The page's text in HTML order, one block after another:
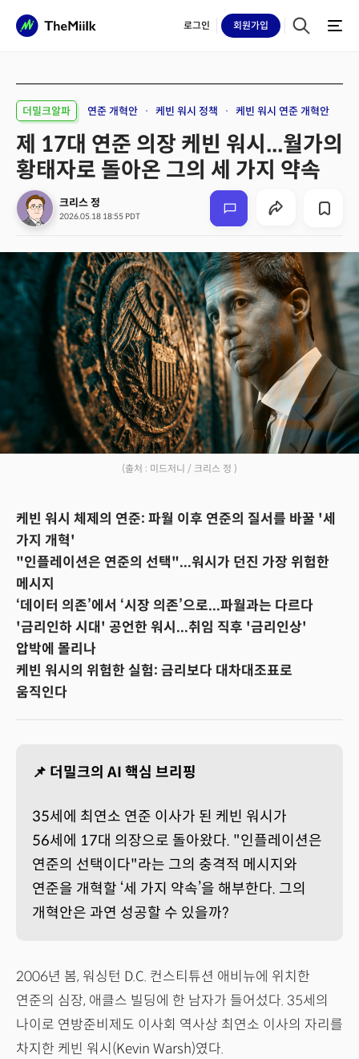
로그인 회원가입
더밀크알파 연준 개혁안 케빈 워시 정책 케빈 워시 연준 개혁안
제 17대 연준 의장 케빈 워시...월가의
황태자로 돌아온 그의 세 가지 약속
크리스 정
2026.05.18 18:55 PDT
(출처 : 미드저니 / 크리스 정 )
케빈 워시 체제의 연준: 파월 이후 연준의 질서를 바꿀 '세
가지 개혁'
"인플레이션은 연준의 선택"...워시가 던진 가장 위험한
메시지
‘데이터 의존’에서 ‘시장 의존’으로...파월과는 다르다
'금리인하 시대' 공언한 워시...취임 직후 '금리인상'
압박에 몰리나
케빈 워시의 위험한 실험: 금리보다 대차대조표로
움직인다
📌 더밀크의 AI 핵심 브리핑
35세에 최연소 연준 이사가 된 케빈 워시가
56세에 17대 의장으로 돌아왔다. "인플레이션은
연준의 선택이다"라는 그의 충격적 메시지와
연준을 개혁할 ‘세 가지 약속’을 해부한다. 그의
개혁안은 과연 성공할 수 있을까?
2006년 봄, 워싱턴 D.C. 컨스티튜션 애비뉴에 위치한
연준의 심장, 애클스 빌딩에 한 남자가 들어섰다. 35세의
나이로 연방준비제도 이사회 역사상 최연소 이사의 자리를
차지한 케빈 워시(Kevin Warsh)였다.